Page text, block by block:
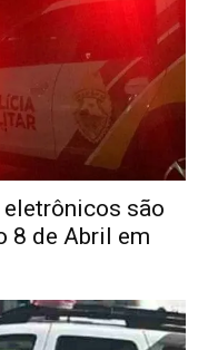
eletrônicos são
8 de Abril em